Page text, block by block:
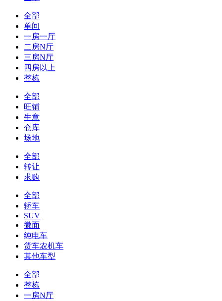
全部
单间
一房一厅
二房N厅
三房N厅
四房以上
整栋
全部
旺铺
生意
仓库
场地
全部
转让
求购
全部
轿车
SUV
微面
纯电车
货车农机车
其他车型
全部
整栋
一房N厅